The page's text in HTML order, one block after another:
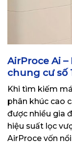
AirProce Ai
chung cư số
Khi tìm kiếm
phân khúc cao
được nhiều gia
hiệu suất lọc
AirProce vốn